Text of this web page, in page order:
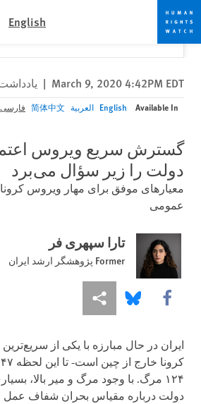
Skip
to
cookie
privacy
notice
Skip
to
main
content
English
read this page in English?
March 9, 2020 4:42PM EDT
|
Available In
English العربية 简体中文 فارسی
گسترش سریع ویروس
دولت را زیر سؤال می‌برد
معیارهای موفق برای مهار ویروس کرونا
عمومی
تارا سپهری فر
Former پژوهشگر ارشد ایران
Share this via Facebook
Share this via Bluesky
More sharing options
ایران در حال مبارزه با یکی از
۱۲۴ مرگ. با وجود مرگ و میر بالا،
دولت درباره مقیاس بحران شفاف عمل